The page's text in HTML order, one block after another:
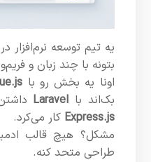
یه تیم توسعه نرم‌افزار
بتونه با چند زبان و
اونا یه بخش رو با
بک‌اند با Laravel
Express.js کار می‌کرد.
مشکل؟ هیچ قالب
طراحی متحد کنه.